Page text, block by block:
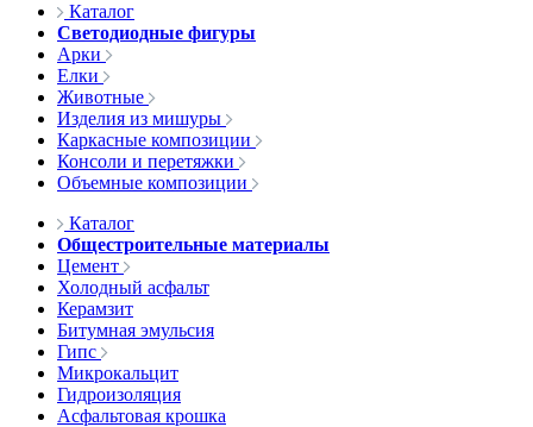
Каталог
Светодиодные фигуры
Арки
Елки
Животные
Изделия из мишуры
Каркасные композиции
Консоли и перетяжки
Объемные композиции
Каталог
Общестроительные материалы
Цемент
Холодный асфальт
Керамзит
Битумная эмульсия
Гипс
Микрокальцит
Гидроизоляция
Асфальтовая крошка